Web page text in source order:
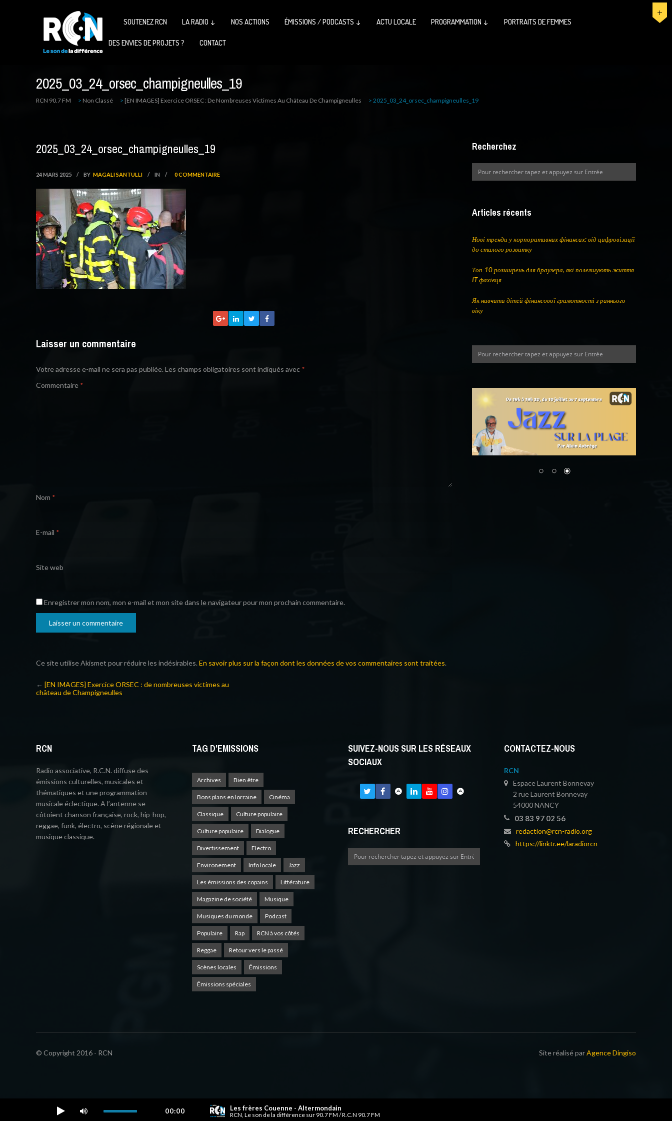
SOUTENEZ RCN LA RADIO ↓ NOS ACTIONS ÉMISSIONS / PODCASTS ↓ ACTU LOCALE PROGRAMMATION ↓ PORTRAITS DE FEMMES
DES ENVIES DE PROJETS ? CONTACT
2025_03_24_orsec_champigneulles_19
RCN 90.7 FM > Non Classé > [EN IMAGES] Exercice ORSEC : De Nombreuses Victimes Au Château De Champigneulles > 2025_03_24_orsec_champigneulles_19
2025_03_24_orsec_champigneulles_19
24 MARS 2025 / BY MAGALI SANTULLI / IN / 0 COMMENTAIRE
Laisser un commentaire
Votre adresse e-mail ne sera pas publiée.Les champs obligatoires sont indiqués avec *
Commentaire *
Nom *
E-mail *
Site web
Enregistrer mon nom, mon e-mail et mon site dans le navigateur pour mon prochain commentaire.
Ce site utilise Akismet pour réduire les indésirables. En savoir plus sur la façon dont les données de vos commentaires sont traitées.
← [EN IMAGES] Exercice ORSEC : de nombreuses victimes au
château de Champigneulles
Recherchez
Articles récents
Нові тренди у корпоративних фінансах: від цифровізації
до сталого розвитку
Топ-10 розширень для браузера, які полегшують життя
IT-фахівця
Як навчити дітей фінансової грамотності з раннього
віку
RCN
Radio associative, R.C.N. diffuse des
émissions culturelles, musicales et
thématiques et une programmation
musicale éclectique. A l’antenne se
côtoient chanson française, rock, hip-hop,
reggae, funk, électro, scène régionale et
musique classique.
TAG D’EMISSIONS
Archives Bien être
Bons plans en lorraine Cinéma
Classique Culture populaire
Culture populaire Dialogue
Divertissement Electro
Environement Info locale Jazz
Les émissions des copains Littérature
Magazine de société Musique
Musiques du monde Podcast
Populaire Rap RCN à vos côtés
Reggae Retour vers le passé
Scènes locales Émissions
Émissions spéciales
SUIVEZ-NOUS SUR LES RÉSEAUX
SOCIAUX
RECHERCHER
CONTACTEZ-NOUS
RCN
Espace Laurent Bonnevay
2 rue Laurent Bonnevay
54000 NANCY
03 83 97 02 56
redaction@rcn-radio.org
https://linktr.ee/laradiorcn
© Copyright 2016 - RCN Site réalisé parAgence Dingiso
00:00 Les frères Couenne - Altermondain
RCN, Le son de la différence sur 90.7 FM / R.C.N 90.7 FM